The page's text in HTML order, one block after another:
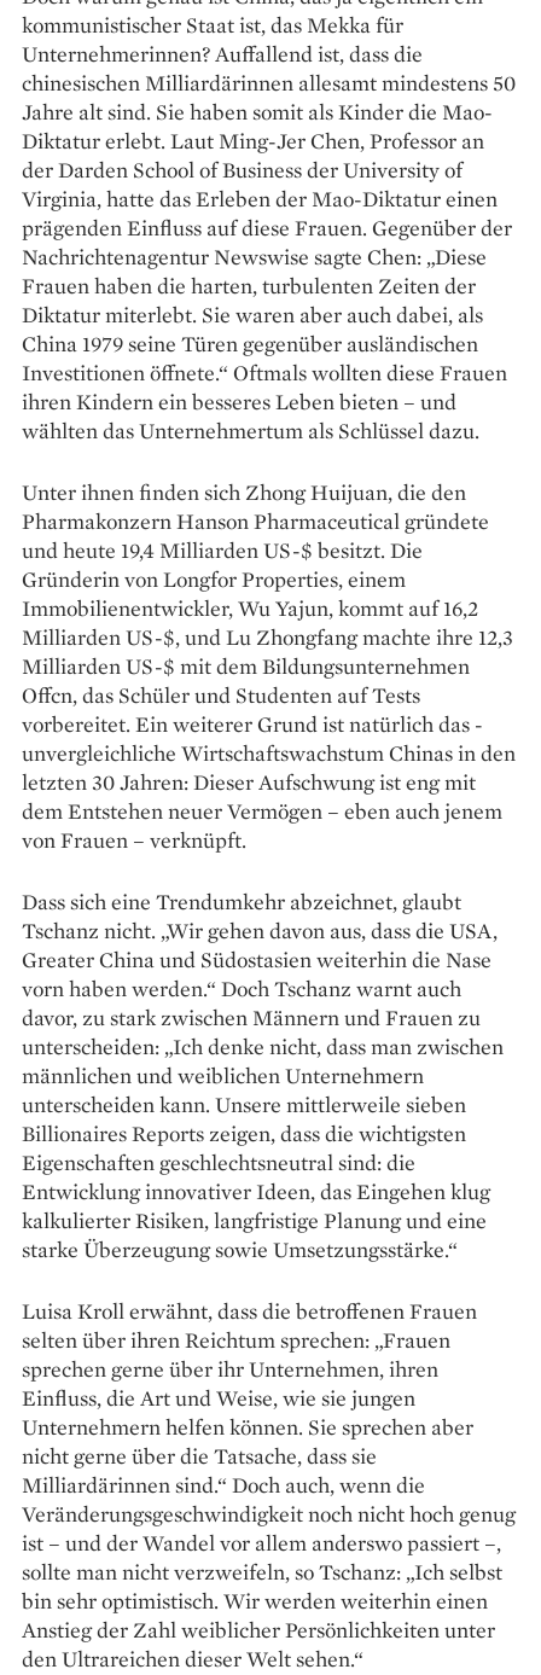
kommunistischer Staat ist, das Mekka für
Unternehmerinnen? Auffallend ist, dass die
chinesischen Milliardärinnen alle­samt mindestens 50
Jahre alt sind. Sie haben somit als Kinder die Mao-
Diktatur erlebt. Laut Ming-Jer Chen, Professor an
der Darden School of Business der University of
Virginia, hatte das Erleben der Mao-Diktatur einen
prägenden Einfluss auf diese Frauen. Gegenüber der
Nachrichtenagentur Newswise sagte Chen: „Diese
Frauen haben die harten, turbulenten Zeiten der
Diktatur miterlebt. Sie waren aber auch dabei, als
China 1979 seine Türen gegenüber ausländischen
Investitionen öffnete.“ Oftmals wollten diese Frauen
ihren Kindern ein besseres Leben bieten – und
wählten das Unternehmertum als Schlüssel dazu.
Unter ihnen finden sich Zhong Huijuan, die den
Pharmakonzern Hanson Pharmaceutical gründete
und heute 19,4 Milliarden US-$ besitzt. Die
Gründerin von Longfor Properties, einem
Immobilien­entwickler, Wu Yajun, kommt auf 16,2
Milliarden US-$, und Lu Zhongfang machte ihre 12,3
Milliarden US-$ mit dem Bildungsunter­nehmen
Offcn, das Schüler und ­Studenten auf Tests
vorbereitet. Ein weiterer Grund ist natürlich das ­
unvergleichliche Wirtschaftswachstum Chinas in den
letzten 30 Jahren: Dieser Aufschwung ist eng mit
dem Entstehen neuer Vermögen – eben auch jenem
von Frauen – verknüpft.
Dass sich eine Trendumkehr abzeichnet, glaubt
Tschanz nicht. „Wir gehen davon aus, dass die USA,
Greater China und Südostasien weiterhin die Nase
vorn haben ­werden.“ Doch Tschanz warnt auch
davor, zu stark zwischen Männern und Frauen zu
unterscheiden: „Ich denke nicht, dass man zwischen
männlichen und weiblichen Unternehmern
unterscheiden kann. Unsere mittlerweile sieben
Billionaires Reports zeigen, dass die wichtigsten
Eigenschaften geschlechtsneutral sind: die
Entwicklung innovativer Ideen, das Eingehen klug
kalkulierter Risi­ken, langfristige Planung und eine
starke Überzeugung sowie Umsetzungsstärke.“
Luisa Kroll erwähnt, dass die betroffenen Frauen
selten über ­ihren Reichtum sprechen: „­Frauen
sprechen gerne über ihr Unternehmen, ihren
Einfluss, die Art und Weise, wie sie jungen
Unternehmern helfen können. Sie sprechen aber
nicht gerne über die ­Tatsache, dass sie
Milliardärinnen sind.“ Doch auch, wenn die
Veränderungs­geschwindigkeit noch nicht hoch ­genug
ist – und der Wandel vor allem anderswo passiert –,
sollte man nicht verzweifeln, so Tschanz: „Ich selbst
bin sehr optimistisch. Wir werden weiterhin einen
Anstieg der Zahl weiblicher Persönlichkeiten unter
den Ultrareichen dieser Welt ­sehen.“